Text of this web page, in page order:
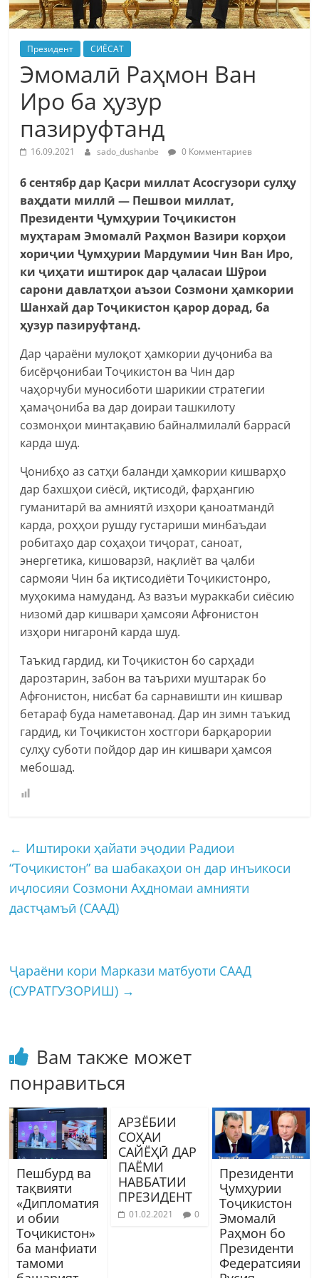
Президент СИЁСАТ
Эмомалӣ Раҳмон Ван
Иро ба ҳузур
пазируфтанд
16.09.2021 sado_dushanbe 0 Комментариев
6 сентябр дар Қасри миллат Асосгузори сулҳу
ваҳдати миллӣ — Пешвои миллат,
Президенти Ҷумҳурии Тоҷикистон
муҳтарам Эмомалӣ Раҳмон Вазири корҳои
хориҷии Ҷумҳурии Мардумии Чин Ван Иро,
ки ҷиҳати иштирок дар ҷаласаи Шӯрои
сарони давлатҳои аъзои Созмони ҳамкории
Шанхай дар Тоҷикистон қарор дорад, ба
ҳузур пазируфтанд.
Дар ҷараёни мулоқот ҳамкории дуҷониба ва
бисёрҷонибаи Тоҷикистон ва Чин дар
чаҳорчуби муносиботи шарикии стратегии
ҳамаҷониба ва дар доираи ташкилоту
созмонҳои минтақавию байналмилалӣ баррасӣ
карда шуд.
Ҷонибҳо аз сатҳи баланди ҳамкории кишварҳо
дар бахшҳои сиёсӣ, иқтисодӣ, фарҳангию
гуманитарӣ ва амниятӣ изҳори қаноатмандӣ
карда, роҳҳои рушду густариши минбаъдаи
робитаҳо дар соҳаҳои тиҷорат, саноат,
энергетика, кишоварзӣ, нақлиёт ва ҷалби
сармояи Чин ба иқтисодиёти Тоҷикистонро,
муҳокима намуданд. Аз вазъи мураккаби сиёсию
низомӣ дар кишвари ҳамсояи Афғонистон
изҳори нигаронӣ карда шуд.
Таъкид гардид, ки Тоҷикистон бо сарҳади
дарозтарин, забон ва таърихи муштарак бо
Афғонистон, нисбат ба сарнавишти ин кишвар
бетараф буда наметавонад. Дар ин зимн таъкид
гардид, ки Тоҷикистон хостгори барқарории
сулҳу суботи пойдор дар ин кишвари ҳамсоя
мебошад.
← Иштироки ҳайати эҷодии Радиои
“Тоҷикистон” ва шабакаҳои он дар инъикоси
иҷлосияи Созмони Аҳдномаи амнияти
дастҷамъӣ (СААД)
Ҷараёни кори Маркази матбуоти СААД
(СУРАТГУЗОРИШ) →
Вам также может
понравиться
Пешбурд ва
тақвияти
«Дипломатия
и обии
Тоҷикистон»
ба манфиати
тамоми
АРЗЁБИИ
СОҲАИ
САЙЁҲӢ ДАР
ПАЁМИ
НАВБАТИИ
ПРЕЗИДЕНТ
01.02.2021 0
Президенти
Ҷумҳурии
Тоҷикистон
Эмомалӣ
Раҳмон бо
Президенти
Федератсияи